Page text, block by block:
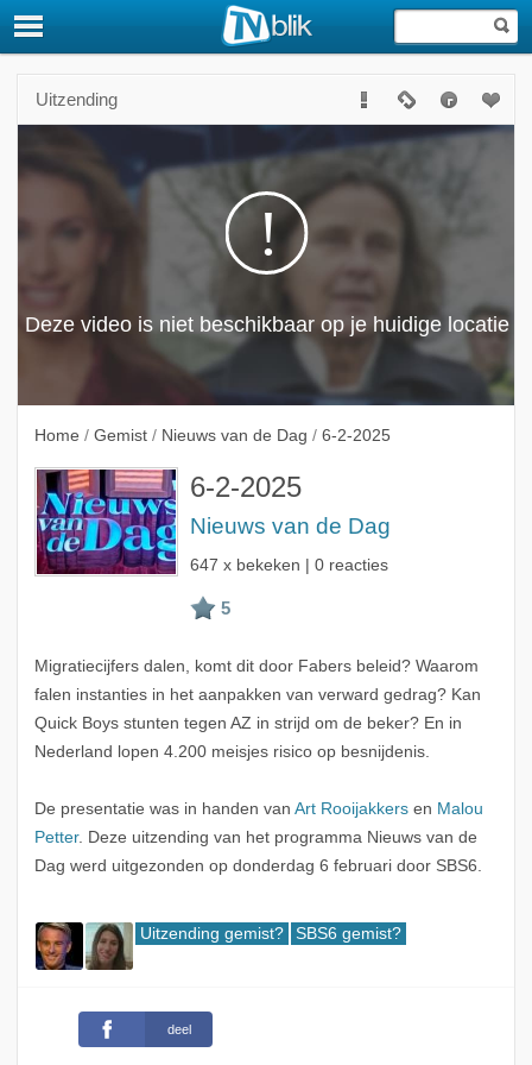
Uitzending
Home / Gemist / Nieuws van de Dag / 6-2-2025
6-2-2025
Nieuws van de Dag
647 x bekeken | 0 reacties
Migratiecijfers dalen, komt dit door Fabers beleid? Waarom
falen instanties in het aanpakken van verward gedrag? Kan
Quick Boys stunten tegen AZ in strijd om de beker? En in
Nederland lopen 4.200 meisjes risico op besnijdenis.
De presentatie was in handen van Art Rooijakkersen Malou
Petter. Deze uitzending van het programma Nieuws van de
Dag werd uitgezonden op donderdag 6 februari door SBS6.
Uitzending gemist? SBS6 gemist?
deel